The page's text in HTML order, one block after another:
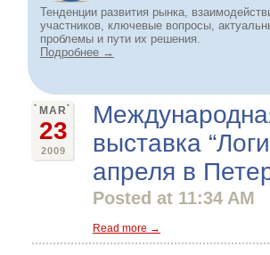
Тенденции развития рынка,
участников, ключевые вопросы,
проблемы и пути их решения.
Подробнее →
MAR
23
2009
выставка
апреля в
Posted at 11:34 AM
Read more →